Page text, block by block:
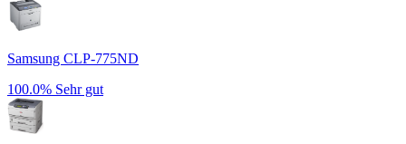
Samsung CLP-775ND
100.0% Sehr gut